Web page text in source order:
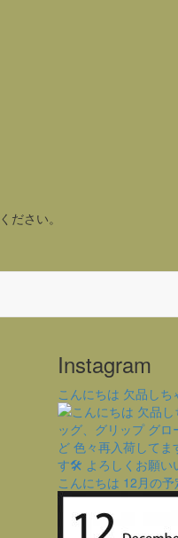
ださい。
Instagram
こんにちは 欠品しち
こんにちは 12月の予